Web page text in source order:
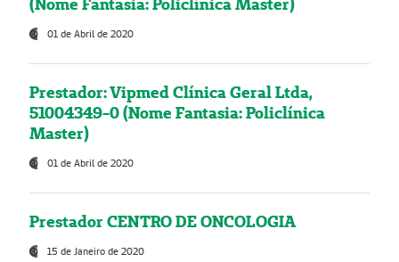
01 de Abril de 2020
Prestador: Vipmed Clínica Geral Ltda,
51004349-0 (Nome Fantasia: Policlínica
Master)
01 de Abril de 2020
Prestador CENTRO DE ONCOLOGIA
15 de Janeiro de 2020